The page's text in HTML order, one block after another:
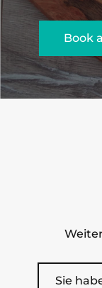
Book
Sie